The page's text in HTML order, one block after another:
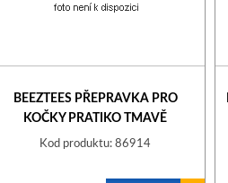
BEEZTEES PŘEPRAVKA PRO
KOČKY PRATIKO TMAVĚ
ŠEDÁ/SVĚTLE ŠEDÁ 48X31X33CM
Kod produktu: 86914